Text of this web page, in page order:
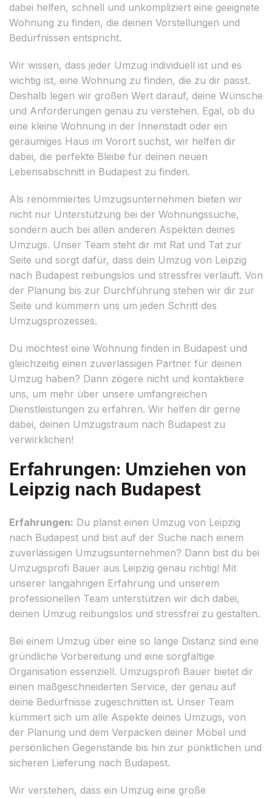
dabei helfen, schnell und unkompliziert eine geeignete
Wohnung zu finden, die deinen Vorstellungen und
Bedürfnissen entspricht.
Wir wissen, dass jeder Umzug individuell ist und es
wichtig ist, eine Wohnung zu finden, die zu dir passt.
Deshalb legen wir großen Wert darauf, deine Wünsche
und Anforderungen genau zu verstehen. Egal, ob du
eine kleine Wohnung in der Innenstadt oder ein
geräumiges Haus im Vorort suchst, wir helfen dir
dabei, die perfekte Bleibe für deinen neuen
Lebensabschnitt in Budapest zu finden.
Als renommiertes Umzugsunternehmen bieten wir
nicht nur Unterstützung bei der Wohnungssuche,
sondern auch bei allen anderen Aspekten deines
Umzugs. Unser Team steht dir mit Rat und Tat zur
Seite und sorgt dafür, dass dein Umzug von Leipzig
nach Budapest reibungslos und stressfrei verläuft. Von
der Planung bis zur Durchführung stehen wir dir zur
Seite und kümmern uns um jeden Schritt des
Umzugsprozesses.
Du möchtest eine Wohnung finden in Budapest und
gleichzeitig einen zuverlässigen Partner für deinen
Umzug haben? Dann zögere nicht und kontaktiere
uns, um mehr über unsere umfangreichen
Dienstleistungen zu erfahren. Wir helfen dir gerne
dabei, deinen Umzugstraum nach Budapest zu
verwirklichen!
Erfahrungen: Umziehen von
Leipzig nach Budapest
Erfahrungen: Du planst einen Umzug von Leipzig
nach Budapest und bist auf der Suche nach einem
zuverlässigen Umzugsunternehmen? Dann bist du bei
Umzugsprofi Bauer aus Leipzig genau richtig! Mit
unserer langjährigen Erfahrung und unserem
professionellen Team unterstützen wir dich dabei,
deinen Umzug reibungslos und stressfrei zu gestalten.
Bei einem Umzug über eine so lange Distanz sind eine
gründliche Vorbereitung und eine sorgfältige
Organisation essenziell. Umzugsprofi Bauer bietet dir
einen maßgeschneiderten Service, der genau auf
deine Bedürfnisse zugeschnitten ist. Unser Team
kümmert sich um alle Aspekte deines Umzugs, von
der Planung und dem Verpacken deiner Möbel und
persönlichen Gegenstände bis hin zur pünktlichen und
sicheren Lieferung nach Budapest.
Wir verstehen, dass ein Umzug eine große